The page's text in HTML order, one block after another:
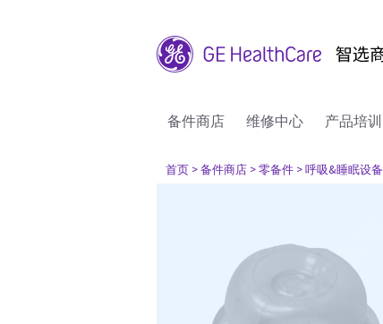
备件商店 维修中心 产品培训
首页 > 备件商店 > 零备件 > 呼吸&睡眠设备